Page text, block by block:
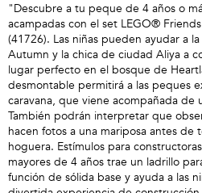
"Descubre a tu peque de 4 años o
acampadas con el set LEGO®
(41726). Las niñas pueden ayudar a
Autumn y la chica de ciudad Aliya a
lugar perfecto en el bosque de
desmontable permitirá a las peques
caravana, que viene acompañada de
También podrán interpretar que
hacen fotos a una mariposa antes de
hoguera. Estímulos para
mayores de 4 años trae un ladrillo
función de sólida base y ayuda a las